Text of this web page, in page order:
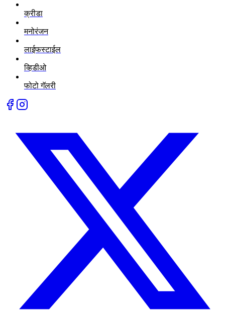
क्रीडा
मनोरंजन
लाईफस्टाईल
व्हिडीओ
फोटो गॅलरी